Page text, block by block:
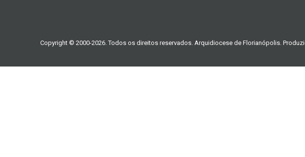
Copyright © 2000-2026. Todos os direitos reservados. Arquidiocese de Florianópolis.